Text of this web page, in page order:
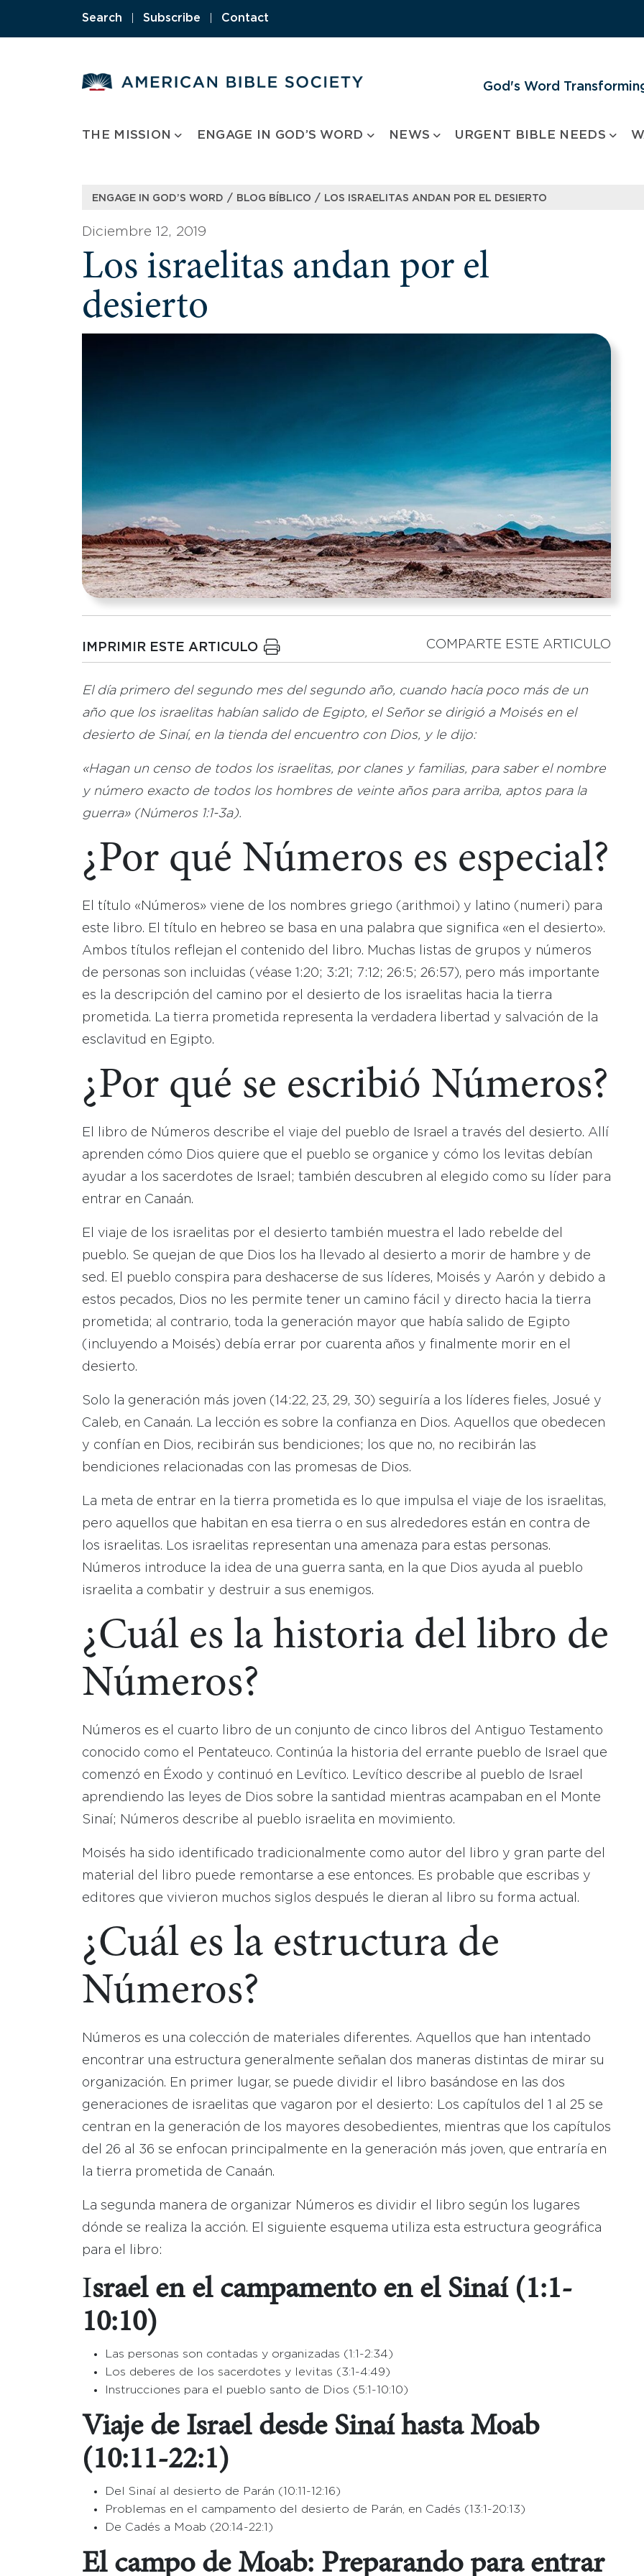
Search Subscribe Contact
God's Word
THE MISSION ENGAGE IN GOD’S WORD NEWS URGENT BIBLE NEEDS
ENGAGE IN GOD’S WORD / BLOG BÍBLICO / LOS ISRAELITAS ANDAN POR EL DESIERTO
Diciembre 12, 2019
Los israelitas andan por el
desierto
IMPRIMIR ESTE ARTICULO COMPARTE ESTE ARTICULO
El día primero del segundo mes del segundo año, cuando hacía poco más de un
año que los israelitas habían salido de Egipto, el Señor se dirigió a Moisés en el
desierto de Sinaí, en la tienda del encuentro con Dios, y le dijo:
«Hagan un censo de todos los israelitas, por clanes y familias, para saber el nombre
y número exacto de todos los hombres de veinte años para arriba, aptos para la
guerra» (Números 1:1-3a).
¿Por qué Números es especial?
El título «Números» viene de los nombres griego (arithmoi) y latino (numeri) para
este libro. El título en hebreo se basa en una palabra que significa «en el desierto».
Ambos títulos reflejan el contenido del libro. Muchas listas de grupos y números
de personas son incluidas (véase 1:20; 3:21; 7:12; 26:5; 26:57), pero más importante
es la descripción del camino por el desierto de los israelitas hacia la tierra
prometida. La tierra prometida representa la verdadera libertad y salvación de la
esclavitud en Egipto.
¿Por qué se escribió Números?
El libro de Números describe el viaje del pueblo de Israel a través del desierto. Allí
aprenden cómo Dios quiere que el pueblo se organice y cómo los levitas debían
ayudar a los sacerdotes de Israel; también descubren al elegido como su líder para
entrar en Canaán.
El viaje de los israelitas por el desierto también muestra el lado rebelde del
pueblo. Se quejan de que Dios los ha llevado al desierto a morir de hambre y de
sed. El pueblo conspira para deshacerse de sus líderes, Moisés y Aarón y debido a
estos pecados, Dios no les permite tener un camino fácil y directo hacia la tierra
prometida; al contrario, toda la generación mayor que había salido de Egipto
(incluyendo a Moisés) debía errar por cuarenta años y finalmente morir en el
desierto.
Solo la generación más joven (14:22, 23, 29, 30) seguiría a los líderes fieles, Josué y
Caleb, en Canaán. La lección es sobre la confianza en Dios. Aquellos que obedecen
y confían en Dios, recibirán sus bendiciones; los que no, no recibirán las
bendiciones relacionadas con las promesas de Dios.
La meta de entrar en la tierra prometida es lo que impulsa el viaje de los israelitas,
pero aquellos que habitan en esa tierra o en sus alrededores están en contra de
los israelitas. Los israelitas representan una amenaza para estas personas.
Números introduce la idea de una guerra santa, en la que Dios ayuda al pueblo
israelita a combatir y destruir a sus enemigos.
¿Cuál es la historia del libro de
Números?
Números es el cuarto libro de un conjunto de cinco libros del Antiguo Testamento
conocido como el Pentateuco. Continúa la historia del errante pueblo de Israel que
comenzó en Éxodo y continuó en Levítico. Levítico describe al pueblo de Israel
aprendiendo las leyes de Dios sobre la santidad mientras acampaban en el Monte
Sinaí; Números describe al pueblo israelita en movimiento.
Moisés ha sido identificado tradicionalmente como autor del libro y gran parte del
material del libro puede remontarse a ese entonces. Es probable que escribas y
editores que vivieron muchos siglos después le dieran al libro su forma actual.
¿Cuál es la estructura de
Números?
Números es una colección de materiales diferentes. Aquellos que han intentado
encontrar una estructura generalmente señalan dos maneras distintas de mirar su
organización. En primer lugar, se puede dividir el libro basándose en las dos
generaciones de israelitas que vagaron por el desierto: Los capítulos del 1 al 25 se
centran en la generación de los mayores desobedientes, mientras que los capítulos
del 26 al 36 se enfocan principalmente en la generación más joven, que entraría en
la tierra prometida de Canaán.
La segunda manera de organizar Números es dividir el libro según los lugares
dónde se realiza la acción. El siguiente esquema utiliza esta estructura geográfica
para el libro:
Israel en el campamento en el Sinaí (1:1-
10:10)
Las personas son contadas y organizadas (1:1-2:34)
Los deberes de los sacerdotes y levitas (3:1-4:49)
Instrucciones para el pueblo santo de Dios (5:1-10:10)
Viaje de Israel desde Sinaí hasta Moab
(10:11-22:1)
Del Sinaí al desierto de Parán (10:11-12:16)
Problemas en el campamento del desierto de Parán, en Cadés (13:1-20:13)
De Cadés a Moab (20:14-22:1)
El campo de Moab: Preparando para entrar